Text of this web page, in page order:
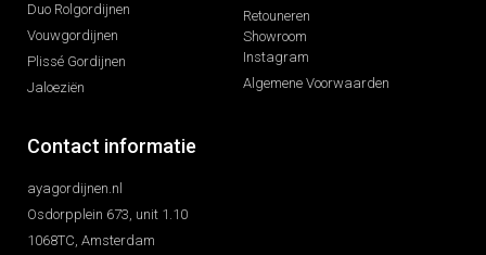
Duo Rolgordijnen
Vouwgordijnen
Plissé Gordijnen
Jaloeziën
Retouneren
Showroom
Instagram
Algemene Voorwaarden
Contact informatie
ayagordijnen.nl
Osdorpplein 673, unit 1.10
1068TC, Amsterdam